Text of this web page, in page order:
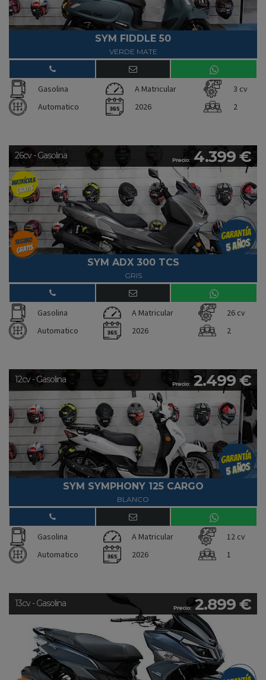
SYM FIDDLE 50
VERDE MATE
Gasolina A Matricular
3 cv
Automatico
2026 2
Precio: 4.399 €
26cv - Gasolina
SYM ADX 300 TCS
GRIS
Gasolina A Matricular
26 cv
Automatico
2026 2
Precio: 2.499 €
12cv - Gasolina
SYM SYMPHONY 125 CARGO
BLANCO
Gasolina A Matricular
12 cv
Automatico
2026 1
Precio: 2.899 €
13cv - Gasolina